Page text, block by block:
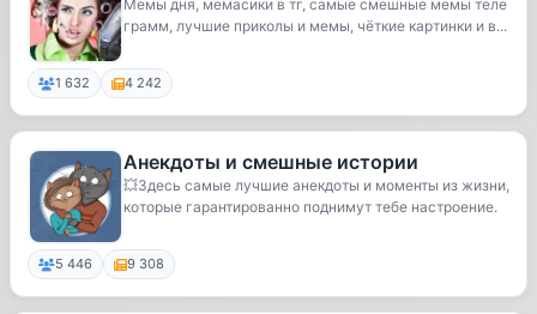
Мемы дня, мемасики в тг, самые смешные мемы теле
грамм, лучшие приколы и мемы, чёткие картинки и в...
1 632 4 242
Анекдоты и смешные истории
💥Здесь самые лучшие анекдоты и моменты из жизни,
которые гарантированно поднимут тебе настроение.
5 446 9 308